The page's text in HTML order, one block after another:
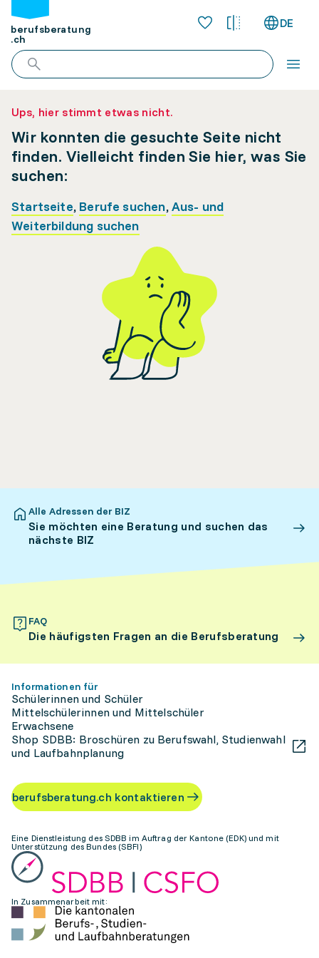
berufsberatung
.ch
DE
Ups, hier stimmt etwas nicht.
Wir konnten die gesuchte Seite nicht
finden. Vielleicht finden Sie hier, was Sie
suchen:
Startseite, Berufe suchen,Aus- und
Weiterbildung suchen
Alle Adressen der BIZ
Sie möchten eine Beratung und suchen das
nächste BIZ
FAQ
Die häufigsten Fragen an die Berufsberatung
Informationen für
Schülerinnen und Schüler
Mittelschülerinnen und Mittelschüler
Erwachsene
Shop SDBB: Broschüren zu Berufswahl, Studienwahl
und Laufbahnplanung
berufsberatung.ch kontaktieren
Eine Dienstleistung des SDBB im Auftrag der Kantone (EDK) und mit
Unterstützung des Bundes (SBFI)
In Zusammenarbeit mit: